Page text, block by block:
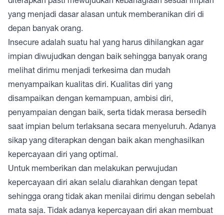
yang menjadi dasar alasan untuk memberanikan diri di
depan banyak orang.
Insecure adalah suatu hal yang harus dihilangkan agar
impian diwujudkan dengan baik sehingga banyak orang
melihat dirimu menjadi terkesima dan mudah
menyampaikan kualitas diri. Kualitas diri yang
disampaikan dengan kemampuan, ambisi diri,
penyampaian dengan baik, serta tidak merasa bersedih
saat impian belum terlaksana secara menyeluruh. Adanya
sikap yang diterapkan dengan baik akan menghasilkan
kepercayaan diri yang optimal.
Untuk memberikan dan melakukan perwujudan
kepercayaan diri akan selalu diarahkan dengan tepat
sehingga orang tidak akan menilai dirimu dengan sebelah
mata saja. Tidak adanya kepercayaan diri akan membuat